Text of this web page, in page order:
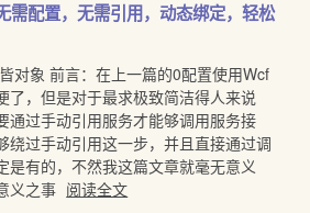
配置，无需引用，动态绑定，轻松
对象 前言：在上一篇的0配置使用Wcf
了，但是对于最求极致简洁得人来说
通过手动引用服务才能够调用服务接
绕过手动引用这一步，并且直接通过调
是有的，不然我这篇文章就毫无意义
义之事 阅读全文